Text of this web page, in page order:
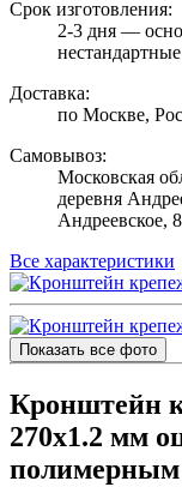
Срок изготовления:
2-3 дня —
Доставка:
по Москве,
Самовывоз:
Московская
деревня
Андреевское,
Все характеристики
Показать все фото
Кронштейн
270х1.2 мм
полимерным